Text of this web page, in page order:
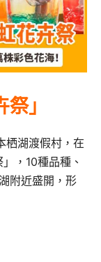
」
湖渡假村， 在
，10種品種、
附近盛開，形